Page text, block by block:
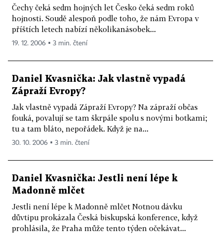
Čechy čeká sedm hojných let Česko čeká sedm roků
hojnosti. Soudě alespoň podle toho, že nám Evropa v
příštích letech nabízí několikanásobek...
19. 12. 2006 ▪ 3 min. čtení
Daniel Kvasnička: Jak vlastně vypadá
Zápraží Evropy?
Jak vlastně vypadá Zápraží Evropy? Na zápraží občas
fouká, povalují se tam škrpále spolu s novými botkami;
tu a tam bláto, nepořádek. Když je na...
30. 10. 2006 ▪ 3 min. čtení
Daniel Kvasnička: Jestli není lépe k
Madonně mlčet
Jestli není lépe k Madonně mlčet Notnou dávku
důvtipu prokázala Česká biskupská konference, když
prohlásila, že Praha může tento týden očekávat...